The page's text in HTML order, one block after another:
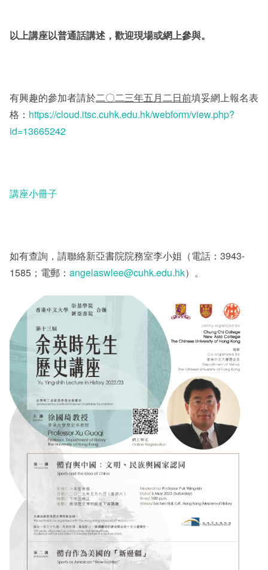
以上講座以普通話講述，歡迎現場或網上參與。
有興趣的參加者請於二〇二三年五月二日前填妥網上報名表
格： https://cloud.itsc.cuhk.edu.hk/webform/view.php?
id=13665242
講座小冊子
如有查詢，請聯絡新亞書院院務室李小姐（電話：3943-
1585；電郵： angelaswlee@cuhk.edu.hk）。